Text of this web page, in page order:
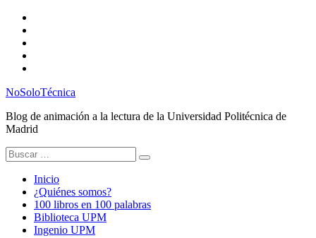
Saltar
contenido
NoSoloTécnica
Blog de animación a la lectura de la Universidad Politécnica de
Madrid
Buscar:
Inicio
¿Quiénes somos?
100 libros en 100 palabras
Biblioteca UPM
Ingenio UPM